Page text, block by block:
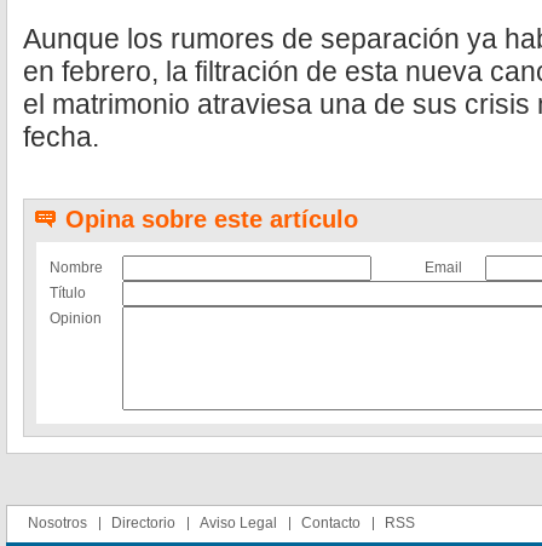
Aunque los rumores de separación ya
en febrero, la filtración de esta nueva
el matrimonio atraviesa una de sus crisis
fecha.
Opina sobre este artículo
Nombre
Email
Título
Opinion
Nosotros Directorio Aviso Legal Contacto RSS